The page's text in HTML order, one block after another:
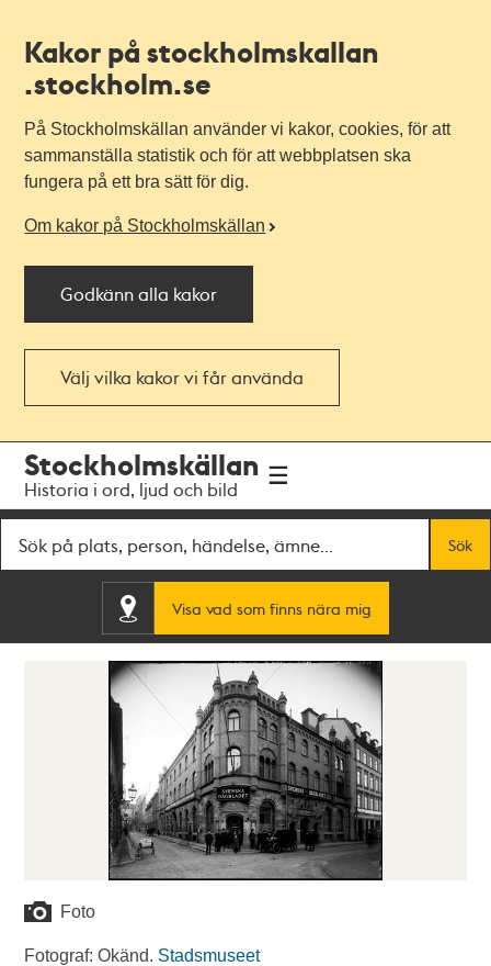
Kakor på stockholmskallan
.stockholm.se
På Stockholmskällan använder vi kakor, cookies, för att
sammanställa statistik och för att webbplatsen ska
fungera på ett bra sätt för dig.
Om kakor på Stockholmskällan
Godkänn alla kakor
Välj vilka kakor vi får använda
navigationen
huvudinnehållet
Stockholmskällan
Historia i ord, ljud och bild
Sök
Visa vad som finns nära mig
Foto
Fotograf: Okänd. Stadsmuseet